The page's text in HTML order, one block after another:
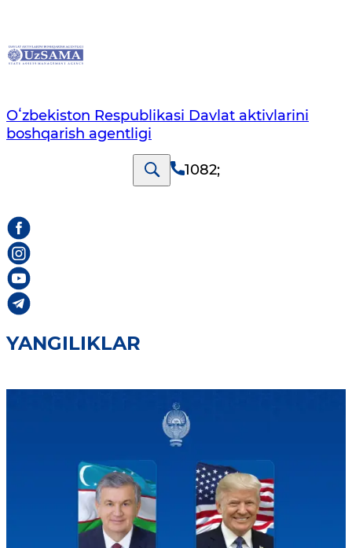
Oʻzbekiston Respublikasi Davlat aktivlarini
boshqarish agentligi
1082;
YANGILIKLAR